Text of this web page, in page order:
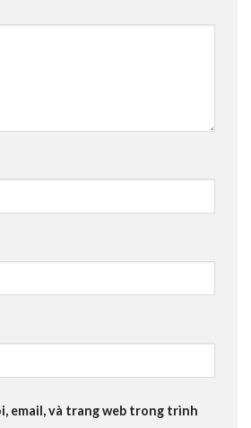
email, và trang web trong trình